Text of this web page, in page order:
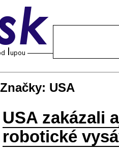
Značky: USA
USA zakázali
robotické